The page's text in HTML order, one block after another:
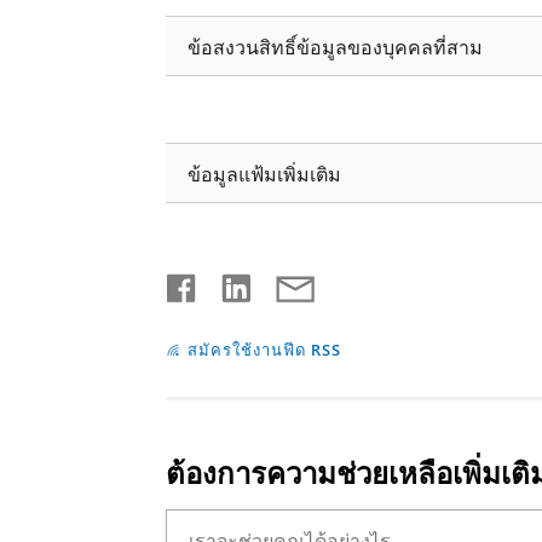
ข้อสงวนสิทธิ์ข้อมูลของบุคคลที่สาม
ข้อมูลแฟ้มเพิ่มเติม
สมัครใช้งานฟีด RSS
ต้องการความช่วยเหลือเพิ่มเ